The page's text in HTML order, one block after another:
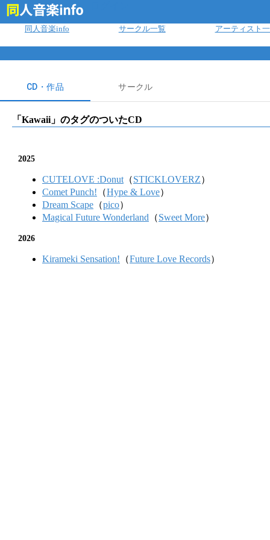
同人音楽info サークル一覧 アーティスト
CD・作品 サークル
「 Kawaii 」のタグのついたCD
2025
CUTELOVE :Donut （STICKLOVERZ）
Comet Punch! （Hype & Love）
Dream Scape （pico）
Magical Future Wonderland （Sweet More）
2026
Kirameki Sensation! （Future Love Records）